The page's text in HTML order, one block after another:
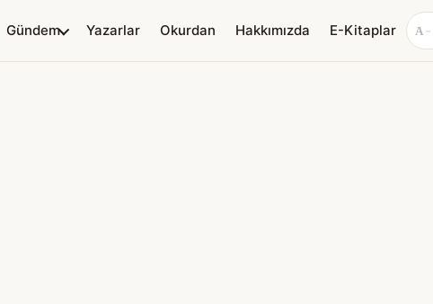
Gündem Yazarlar Okurdan Hakkımızda E-Kitaplar A −